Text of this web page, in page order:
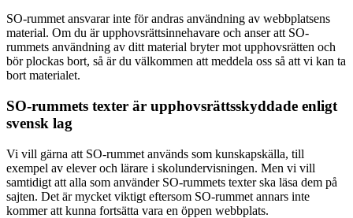
SO-rummet ansvarar inte för andras användning av webbplatsens
material. Om du är upphovsrättsinnehavare och anser att SO-
rummets användning av ditt material bryter mot upphovsrätten och
bör plockas bort, så är du välkommen att meddela oss så att vi kan ta
bort materialet.
SO-rummets texter är upphovsrättsskyddade enligt
svensk lag
Vi vill gärna att SO-rummet används som kunskapskälla, till
exempel av elever och lärare i skolundervisningen. Men vi vill
samtidigt att alla som använder SO-rummets texter ska läsa dem på
sajten. Det är mycket viktigt eftersom SO-rummet annars inte
kommer att kunna fortsätta vara en öppen webbplats.